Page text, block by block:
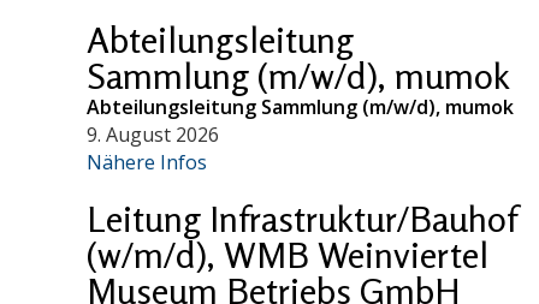
Abteilungsleitung
Sammlung (m/w/d), mumok
Abteilungsleitung Sammlung (m/w/d), mumok
9. August 2026
Nähere Infos
Leitung Infrastruktur/Bauhof
(w/m/d), WMB Weinviertel
Museum Betriebs GmbH